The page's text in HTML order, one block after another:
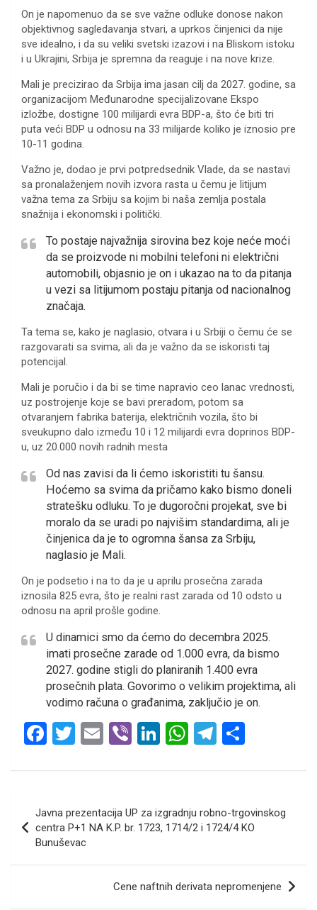
On je napomenuo da se sve važne odluke donose nakon
objektivnog sagledavanja stvari, a uprkos činjenici da nije
sve idealno, i da su veliki svetski izazovi i na Bliskom istoku
i u Ukrajini, Srbija je spremna da reaguje i na nove krize.
Mali je precizirao da Srbija ima jasan cilj da 2027. godine, sa
organizacijom Međunarodne specijalizovane Ekspo
izložbe, dostigne 100 milijardi evra BDP-a, što će biti tri
puta veći BDP u odnosu na 33 milijarde koliko je iznosio pre
10-11 godina.
Važno je, dodao je prvi potpredsednik Vlade, da se nastavi
sa pronalaženjem novih izvora rasta u čemu je litijum
važna tema za Srbiju sa kojim bi naša zemlja postala
snažnija i ekonomski i politički.
To postaje najvažnija sirovina bez koje neće moći
da se proizvode ni mobilni telefoni ni električni
automobili, objasnio je on i ukazao na to da pitanja
u vezi sa litijumom postaju pitanja od nacionalnog
značaja.
Ta tema se, kako je naglasio, otvara i u Srbiji o čemu će se
razgovarati sa svima, ali da je važno da se iskoristi taj
potencijal.
Mali je poručio i da bi se time napravio ceo lanac vrednosti,
uz postrojenje koje se bavi preradom, potom sa
otvaranjem fabrika baterija, električnih vozila, što bi
sveukupno dalo između 10 i 12 milijardi evra doprinos BDP-
u, uz 20.000 novih radnih mesta
Od nas zavisi da li ćemo iskoristiti tu šansu.
Hoćemo sa svima da pričamo kako bismo doneli
stratešku odluku. To je dugoročni projekat, sve bi
moralo da se uradi po najvišim standardima, ali je
činjenica da je to ogromna šansa za Srbiju,
naglasio je Mali.
On je podsetio i na to da je u aprilu prosečna zarada
iznosila 825 evra, što je realni rast zarada od 10 odsto u
odnosu na april prošle godine.
U dinamici smo da ćemo do decembra 2025.
imati prosečne zarade od 1.000 evra, da bismo
2027. godine stigli do planiranih 1.400 evra
prosečnih plata. Govorimo o velikim projektima, ali
vodimo računa o građanima, zaključio je on.
F
ce
o
o
k
T
tt
E
ail
Vi
er
Li
ke
n
W
at
s
A
p
T
e
a
ar
e
чланка
Javna prezentacija UP za izgradnju robno-trgovinskog
centra P+1 NA K.P. br. 1723, 1714/2 i 1724/4 KO
Bunuševac
Cene naftnih derivata nepromenjene